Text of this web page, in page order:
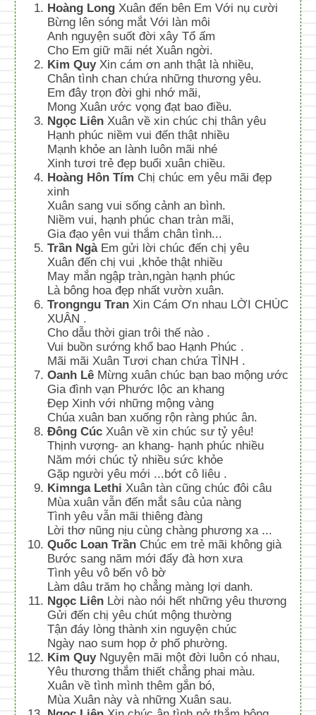
Hoàng Long Xuân đến bên Em Với nụ cười
Bừng lên sóng mắt Với làn môi
Anh nguyện suốt đời xây Tổ ấm
Cho Em giữ mãi nét Xuân ngời.
Kim Quy Xin cám ơn anh thật là nhiều,
Chân tình chan chứa những thương yêu.
Em đây trọn đời ghi nhớ mãi,
Mong Xuân ước vọng đạt bao điều.
Ngọc Liên Xuân về xin chúc chị thân yêu
Hạnh phúc niềm vui đến thật nhiều
Mạnh khỏe an lành luôn mãi nhé
Xinh tươi trẻ đẹp buổi xuân chiều.
Hoàng Hôn Tím Chị chúc em yêu mãi đẹp
xinh
Xuân sang vui sống cảnh an bình.
Niềm vui, hạnh phúc chan tràn mãi,
Gia đạo yên vui thắm chân tình...
Trần Ngà Em gửi lời chúc đến chị yêu
Xuân đến chị vui ,khỏe thật nhiều
May mắn ngập tràn,ngàn hạnh phúc
Là bông hoa đẹp nhất vườn xuân.
Trongngu Tran Xin Cám Ơn nhau LỜI CHÚC
XUÂN .
Cho dẫu thời gian trôi thế nào .
Vui buồn sướng khổ bao Hạnh Phúc .
Mãi mãi Xuân Tươi chan chứa TÌNH .
Oanh Lê Mừng xuân chúc bạn bao mộng ước
Gia đình vạn Phước lộc an khang
Đẹp Xinh với những mộng vàng
Chúa xuân ban xuống rộn ràng phúc ân.
Đông Cúc Xuân về xin chúc sư tỷ yêu!
Thịnh vượng- an khang- hạnh phúc nhiều
Năm mới chúc tỷ nhiều sức khỏe
Gặp người yêu mới ...bớt cô liêu .
Kimnga Lethi Xuân tàn cũng chúc đôi câu
Mùa xuân vẫn đến mắt sâu của nàng
Tình yêu vẫn mãi thiêng đàng
Lời thơ nũng nịu cùng chàng phương xa ...
Quốc Loan Trần Chúc em trẻ mãi không già
Bước sang năm mới đẩy đà hơn xưa
Tình yêu vô bến vô bờ
Làm dâu trăm họ chẳng màng lợi danh.
Ngọc Liên Lời nào nói hết những yêu thương
Gửi đến chị yêu chút mộng thường
Tận đáy lòng thành xin nguyện chúc
Ngày nao sum họp ở phố phường.
Kim Quy Nguyện mãi một đời luôn có nhau,
Yêu thương thắm thiết chẳng phai màu.
Xuân về tình mình thêm gắn bó,
Mùa Xuân này và những Xuân sau.